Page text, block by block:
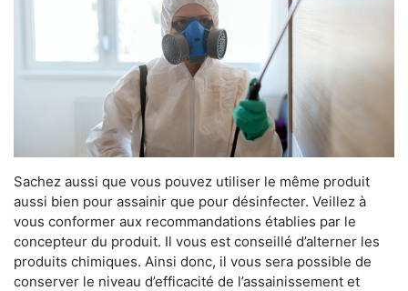
Sachez aussi que vous pouvez utiliser le même produit
aussi bien pour assainir que pour désinfecter. Veillez à
vous conformer aux recommandations établies par le
concepteur du produit. Il vous est conseillé d’alterner les
produits chimiques. Ainsi donc, il vous sera possible de
conserver le niveau d’efficacité de l’assainissement et